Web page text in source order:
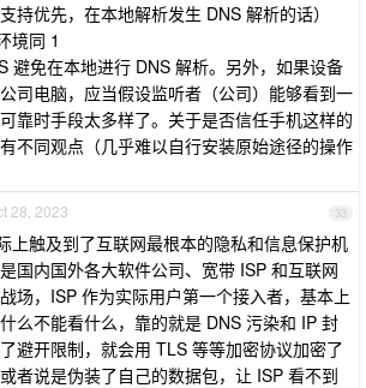
持优先，在本地解析发生 DNS 解析的话）
境同 1
避免在本地进行 DNS 解析。另外，如果设备
司电脑，应当假设监听者（公司）能够看到一
靠时手段太多样了。关于是否信任手机这样的
不同观点（几乎难以自行安装原始途径的操作
33
28, 2023
上触及到了互联网最根本的隐私和信息保护机
国内国外各大软件公司、宽带 ISP 和互联网
场，ISP 作为实际用户第一个接入者，基本上
么不能看什么，靠的就是 DNS 污染和 IP 封
避开限制，就会用 TLS 等等加密协议加密了
者说是伪装了自己的数据包，让 ISP 看不到